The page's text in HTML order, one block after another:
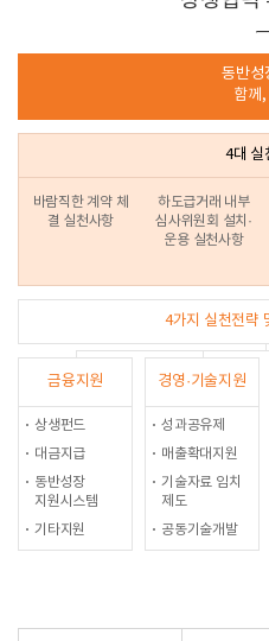
동반성
함께,
4대 실
바람직한 계약 체
결 실천사항
하도급거래 내부
심사위원회 설치·
운용 실천사항
4가지 실천전략
금융지원 경영·기술지원
상생펀드
대금지급
동반성장
지원시스템
기타지원
성과공유제
매출확대지원
기술자료 임치
제도
공동기술개발